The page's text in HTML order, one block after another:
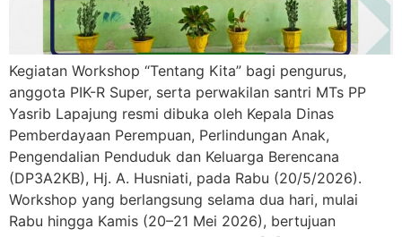
Kegiatan Workshop “Tentang Kita” bagi pengurus,
anggota PIK-R Super, serta perwakilan santri MTs PP
Yasrib Lapajung resmi dibuka oleh Kepala Dinas
Pemberdayaan Perempuan, Perlindungan Anak,
Pengendalian Penduduk dan Keluarga Berencana
(DP3A2KB), Hj. A. Husniati, pada Rabu (20/5/2026).
Workshop yang berlangsung selama dua hari, mulai
Rabu hingga Kamis (20–21 Mei 2026), bertujuan